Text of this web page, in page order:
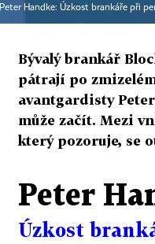
Peter Handke: Úzkost brankáře při
Bývalý brankář
pátrají po
avantgardisty
může začít. Mezi
který pozoruje, se
Peter
Úzkost